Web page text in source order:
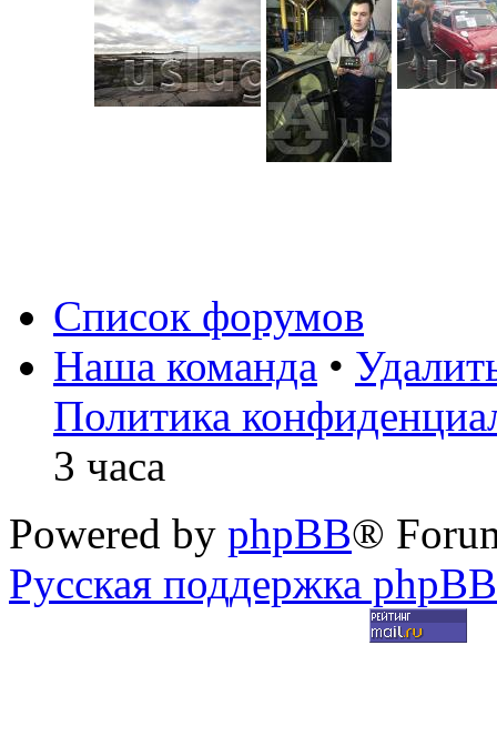
Список форумов
Наша команда •
Политика
3 часа
Powered by phpBB®
Русская поддержка phpBB